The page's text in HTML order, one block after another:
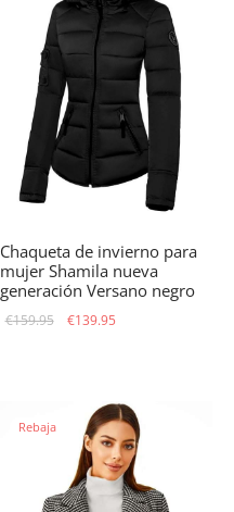
Chaqueta de invierno para
mujer Shamila nueva
generación Versano negro
€159.95
El precio
€159.95.
€139.95
€139.95.
Rebaja